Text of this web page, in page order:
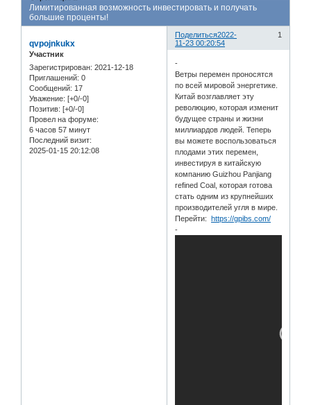
Лимитированная возможность инвестировать и получать
большие проценты!
Поделиться 1
2022-
11-23 00:20:54
qvpojnkukx
Участник
Зарегистрирован: 2021-12-18
Приглашений: 0
Сообщений: 17
Уважение: [+0/-0]
Позитив: [+0/-0]
Провел на форуме:
6 часов 57 минут
Последний визит:
2025-01-15 20:12:08
-
Ветры перемен проносятся
по всей мировой энергетике.
Китай возглавляет эту
революцию, которая изменит
будущее страны и жизни
миллиардов людей. Теперь
вы можете воспользоваться
плодами этих перемен,
инвестируя в китайскую
компанию Guizhou Panjiang
refined Coal, которая готова
стать одним из крупнейших
производителей угля в мире.
Перейти:https://gpibs.com/
-